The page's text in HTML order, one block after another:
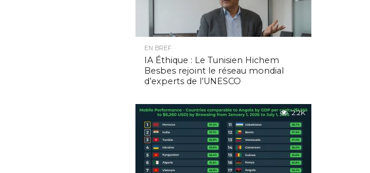
EN BREF
IA Éthique : Le Tunisien Hichem
Besbes rejoint le réseau mondial
d’experts de l’UNESCO
2.2K